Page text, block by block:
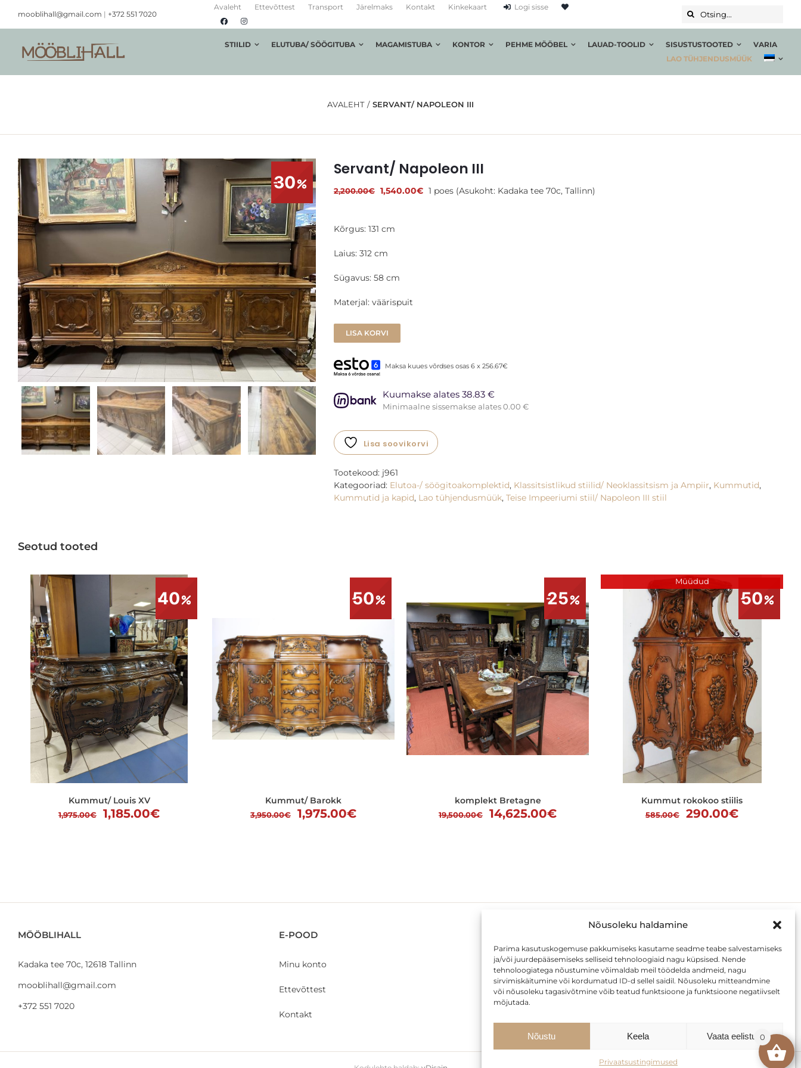
Nõusoleku haldamine
Parima kasutuskogemuse pakkumiseks kasutame seadme teabe salvestamiseks
ja/või juurdepääsemiseks selliseid tehnoloogiaid nagu küpsised. Nende
tehnoloogiatega nõustumine võimaldab meil töödelda andmeid, nagu
sirvimiskäitumine või kordumatud ID-d sellel saidil. Nõusoleku mitteandmine
või nõusoleku tagasivõtmine võib teatud funktsioone ja funktsioone negatiivselt
mõjutada.
Nõustu Keela Vaata eelistusi
Privaatsustingimused
content
mooblihall@gmail.com | +372 551 7020
Avaleht Ettevõttest Transport Järelmaks Kontakt Kinkekaart Logi sisse Otsing...
STIILID ELUTUBA/ SÖÖGITUBA MAGAMISTUBA KONTOR PEHME MÖÖBEL LAUAD-TOOLID SISUSTUSTOOTED
VARIA
LAO TÜHJENDUSMÜÜK
AVALEHT SERVANT/ NAPOLEON III
30
Servant/ Napoleon III
2,200.00€ Algne
2,200.00€.
1,540.00€Praegune
1 poes (Asukoht: Kadaka tee 70c, Tallinn)
Kõrgus: 131 cm
Laius: 312 cm
Sügavus: 58 cm
Materjal: väärispuit
LISA KORVI
Maksa kuues võrdses osas 6 x 256.67€
Kuumakse alates 38.83 €
Minimaalne sissemakse alates 0.00 €
Lisa soovikorvi
Tootekood: j961
Kategooriad: Elutoa-/ söögitoakomplektid, Klassitsistlikud stiilid/ Neoklassitsism ja Ampiir, Kummutid,
Kummutid ja kapid, Lao tühjendusmüük, Teise Impeeriumi stiil/ Napoleon III stiil
Seotud tooted
40
Kummut/ Louis XV
1,975.00€
Algne
1,185.00€Praegune
50
Kummut/ Barokk
3,950.00€
Algne
1,975.00€Praegune
25
komplekt Bretagne
19,500.00€
Algne
14,625.00€Praegune
Müüdud
50
Kummut rokokoo stiilis
585.00€
Algne
290.00€Praegune
MÖÖBLIHALL
Kadaka tee 70c, 12618 Tallinn
mooblihall@gmail.com
+372 551 7020
E-POOD
Minu konto
Ettevõttest
Kontakt
Privaatsustingimused
Transport
0